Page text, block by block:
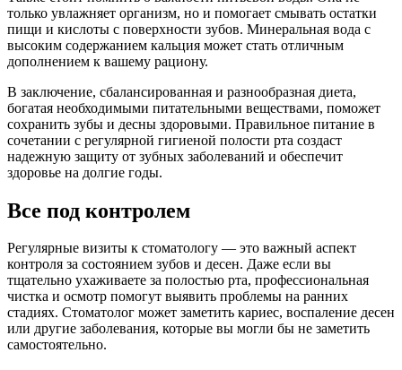
только увлажняет организм, но и помогает смывать остатки
пищи и кислоты с поверхности зубов. Минеральная вода с
высоким содержанием кальция может стать отличным
дополнением к вашему рациону.
В заключение, сбалансированная и разнообразная диета,
богатая необходимыми питательными веществами, поможет
сохранить зубы и десны здоровыми. Правильное питание в
сочетании с регулярной гигиеной полости рта создаст
надежную защиту от зубных заболеваний и обеспечит
здоровье на долгие годы.
Все под контролем
Регулярные визиты к стоматологу — это важный аспект
контроля за состоянием зубов и десен. Даже если вы
тщательно ухаживаете за полостью рта, профессиональная
чистка и осмотр помогут выявить проблемы на ранних
стадиях. Стоматолог может заметить кариес, воспаление десен
или другие заболевания, которые вы могли бы не заметить
самостоятельно.